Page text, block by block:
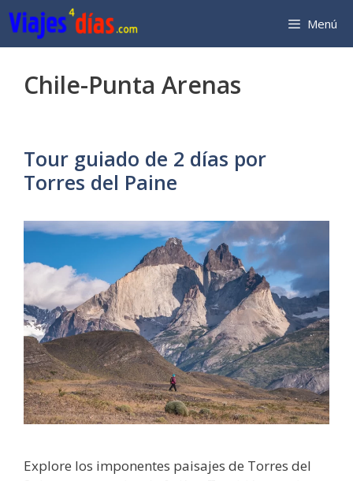
Saltar
al
contenido
Menú
Chile-Punta Arenas
Tour guiado de 2 días por
Torres del Paine
Explore los imponentes paisajes de Torres del